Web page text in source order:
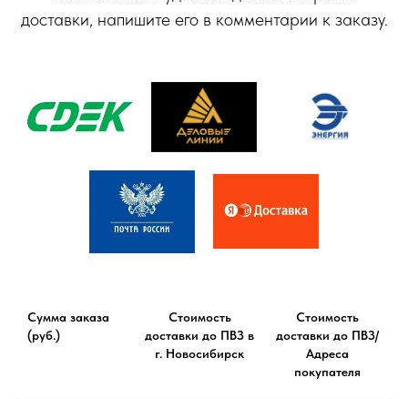
доставки, напишите его в комментарии к заказу.
Сумма заказа
(руб.)
Стоимость
доставки до ПВЗ в
г. Новосибирск
Стоимость
доставки до ПВЗ/
Адреса
покупателя